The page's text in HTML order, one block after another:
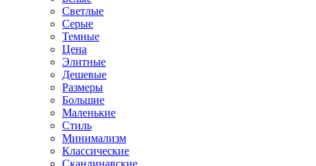
Светлые
Серые
Темные
Цена
Элитные
Дешевые
Размеры
Большие
Маленькие
Стиль
Минимализм
Классические
Скандинавские